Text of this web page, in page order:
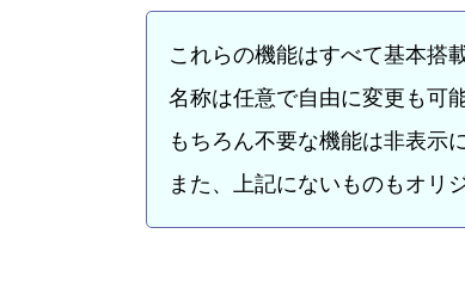
これらの機能はすべて基本搭
名称は任意で自由に変更も
もちろん不要な機能は非表示
また、上記にないものもオリ